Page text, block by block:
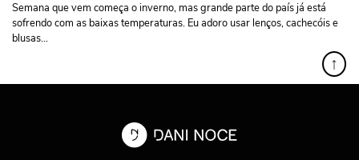
Semana que vem começa o inverno, mas grande parte do país já está
sofrendo com as baixas temperaturas. Eu adoro usar lenços, cachecóis e
blusas...
↑